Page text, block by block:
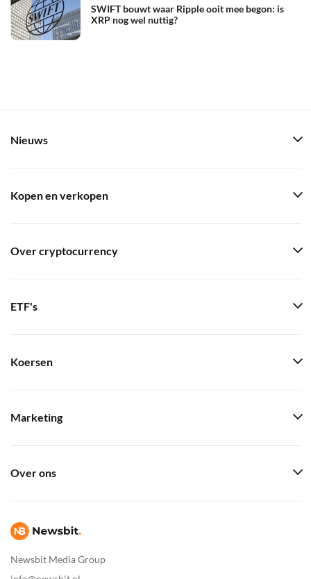
SWIFT bouwt waar Ripple ooit mee begon: is
XRP nog wel nuttig?
Newsbit Media Group
Nieuws
Kopen en verkopen
Over cryptocurrency
ETF's
Koersen
Marketing
Over ons